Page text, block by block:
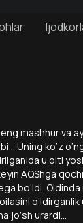
mashhur va
Uning ko‘z
u olti
AQShga
bo‘ldi.
jo‘sh urardi...